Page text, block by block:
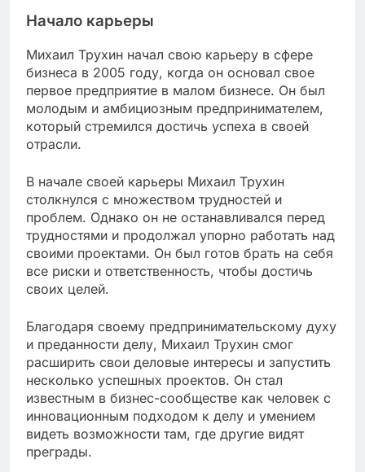
Начало карьеры
Михаил Трухин начал свою карьеру в сфере
бизнеса в 2005 году, когда он основал свое
первое предприятие в малом бизнесе. Он был
молодым и амбициозным предпринимателем,
который стремился достичь успеха в своей
отрасли.
В начале своей карьеры Михаил Трухин
столкнулся с множеством трудностей и
проблем. Однако он не останавливался перед
трудностями и продолжал упорно работать над
своими проектами. Он был готов брать на себя
все риски и ответственность, чтобы достичь
своих целей.
Благодаря своему предпринимательскому духу
и преданности делу, Михаил Трухин смог
расширить свои деловые интересы и запустить
несколько успешных проектов. Он стал
известным в бизнес-сообществе как человек с
инновационным подходом к делу и умением
видеть возможности там, где другие видят
преграды.